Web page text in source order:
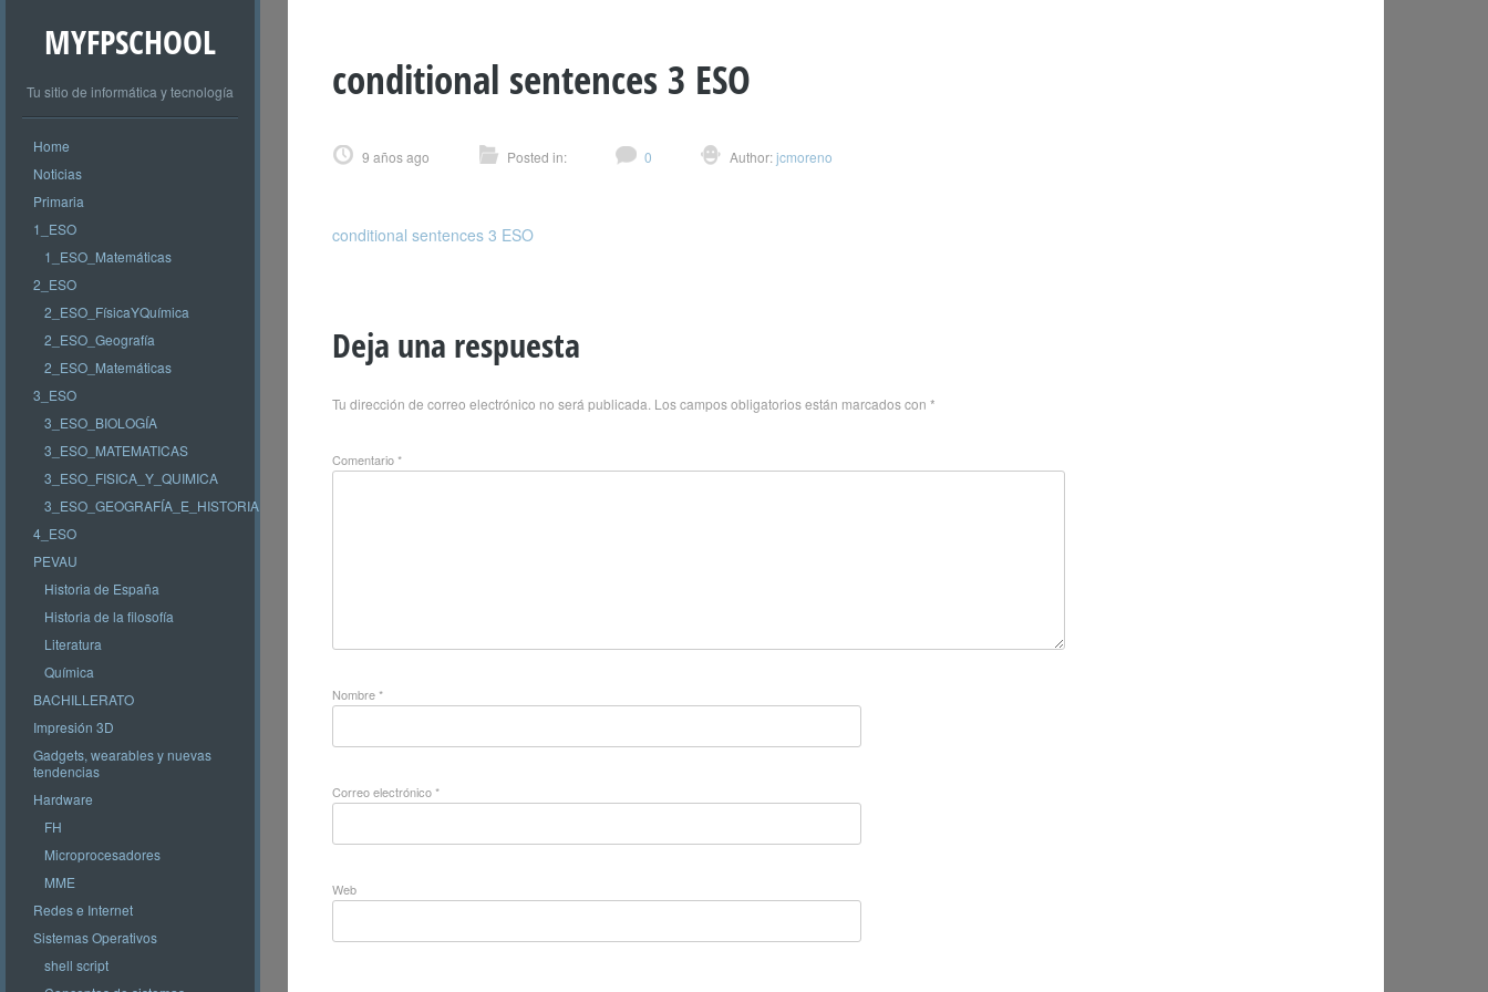
MYFPSCHOOL
Tu sitio de informática y tecnología
Home
Noticias
Primaria
1_ESO
1_ESO_Matemáticas
2_ESO
2_ESO_FísicaYQuímica
2_ESO_Geografía
2_ESO_Matemáticas
3_ESO
3_ESO_BIOLOGÍA
3_ESO_MATEMATICAS
3_ESO_FISICA_Y_QUIMICA
3_ESO_GEOGRAFÍA_E_HISTORIA
4_ESO
PEVAU
Historia de España
Historia de la filosofía
Literatura
Química
BACHILLERATO
Impresión 3D
Gadgets, wearables y nuevas
tendencias
Hardware
FH
Microprocesadores
MME
Redes e Internet
Sistemas Operativos
shell script
conditional sentences 3 ESO
9 años ago Posted in: 0 Author:jcmoreno
conditional sentences 3 ESO
Deja una respuesta
Tu dirección de correo electrónico no será publicada. Los campos obligatorios están marcados con *
Comentario*
Nombre*
Correo electrónico*
Web